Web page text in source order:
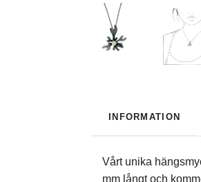
INFORMATION
Vårt unika
mm långt och